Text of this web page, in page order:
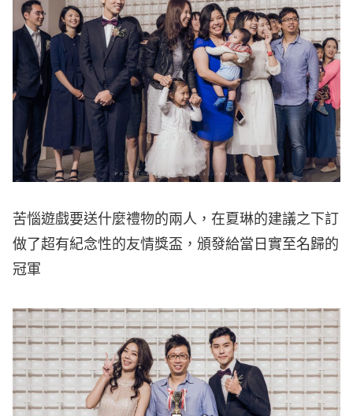
苦惱遊戲要送什麼禮物的兩人，在夏琳的建議之下訂
做了超有紀念性的友情獎盃，頒發給當日實至名歸的
冠軍